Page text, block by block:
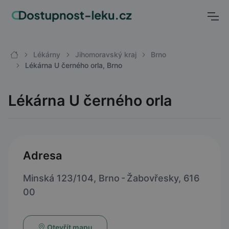
Lékárny Jihomoravský kraj
Brno
Lékárna U černého orla, Brno
Lékárna U černého orla
Adresa
Minská 123/104, Brno - Žabovřesky, 616
00
Otevřít mapu